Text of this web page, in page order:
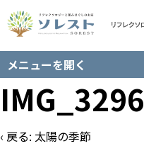
メニューを開く
IMG_3296
‹ 戻る: 太陽の季節